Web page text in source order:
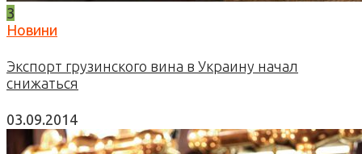
3
Новини
Экспорт грузинского вина в Украину начал
снижаться
03.09.2014